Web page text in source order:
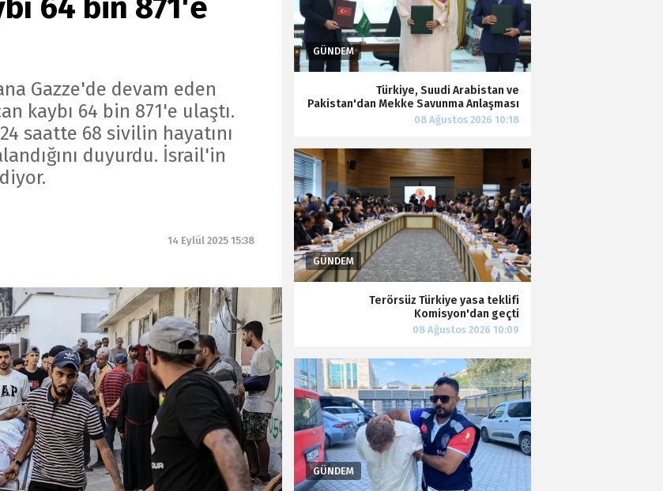
64 bin 871'e
Gazze'de devam eden
kaybı 64 bin 871'e ulaştı.
saatte 68 sivilin hayatını
duyurdu. İsrail'in
14 Eylül 2025 15:38
Türkiye, Suudi Arabistan ve
Pakistan'dan Mekke Savunma Anlaşması
Terörsüz Türkiye yasa teklifi
Komisyon'dan geçti